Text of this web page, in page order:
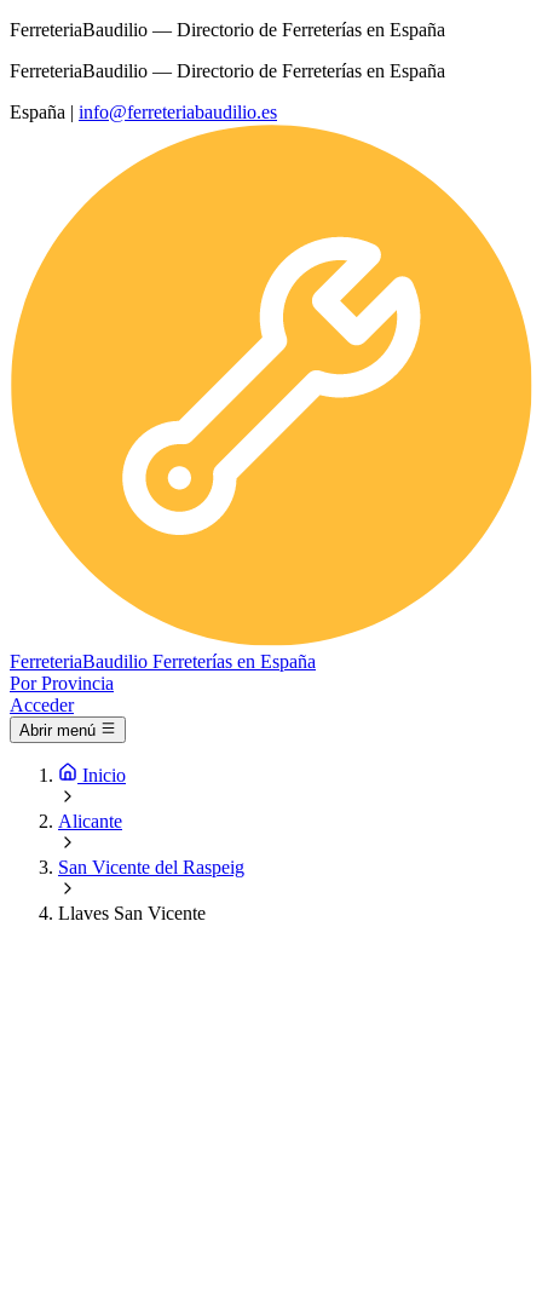
FerreteriaBaudilio — Directorio de Ferreterías en España
FerreteriaBaudilio — Directorio de Ferreterías en España
España | info@ferreteriabaudilio.es
FerreteriaBaudilio Ferreterías en España
Por Provincia
Acceder
Abrir menú
Inicio
Alicante
San Vicente del Raspeig
Llaves San Vicente